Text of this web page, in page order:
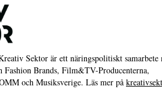
Sektor är ett näringspolitiskt samarbete
Fashion Brands, Film&TV-Producenterna,
och Musiksverige. Läs mer på